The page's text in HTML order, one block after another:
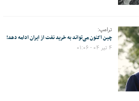
ترامپ:
چین اکنون می‌تواند به خرید نفت از ایران ادامه دهد!
۴ تیر ۰۴ - ۰۱:۰۶